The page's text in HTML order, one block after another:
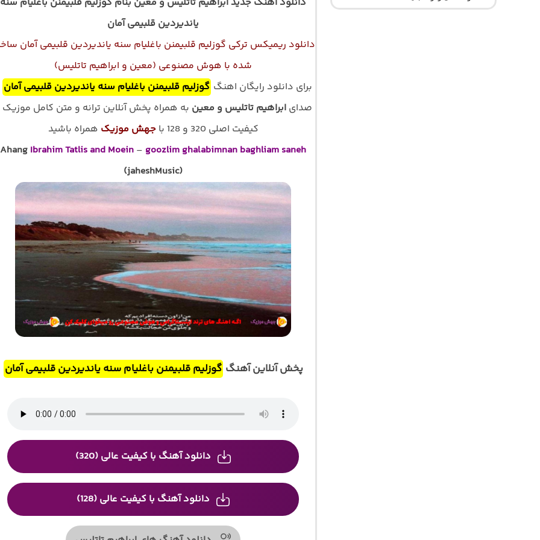
یاندیردین قلبیمی آمان
دانلود ریمیکس ترکی گوزلیم قلبیمنن باغلیام سنه یاندیردین قلبیمی آمان
شده با هوش مصنوعی (معین و ابراهیم تاتلیس)
برای دانلود رایگان اهنگ گوزلیم قلبیمنن باغلیام سنه یاندیردین قلبیمی آمان
صدای ابراهیم تاتلیس و معین به همراه پخش آنلاین ترانه و متن کامل موزیک
کیفیت اصلی 320 و 128 با
جهش موزیک همراه باشید
Ahang Ibrahim Tatlis and Moein – goozlim ghalabimnan baghliam saneh
(jaheshMusic)
پخش آنلاین آهنگ گوزلیم قلبیمنن باغلیام سنه یاندیردین قلبیمی آمان
دانلود آهنگ با کیفیت عالی (320)
دانلود آهنگ با کیفیت عالی (128)